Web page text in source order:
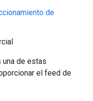
de
una de estas
el feed de